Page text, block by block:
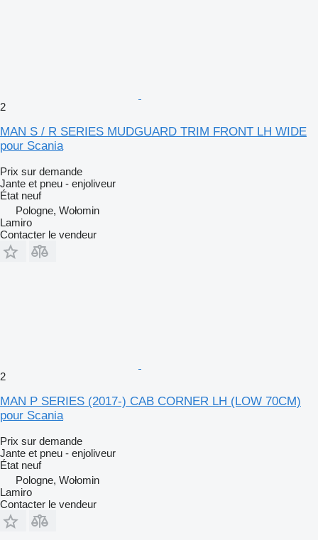
2
MAN S / R SERIES MUDGUARD TRIM FRONT LH WIDE
pour Scania
Prix sur demande
Jante et pneu - enjoliveur
État neuf
Pologne, Wołomin
Lamiro
Contacter le vendeur
2
MAN P SERIES (2017-) CAB CORNER LH (LOW 70CM)
pour Scania
Prix sur demande
Jante et pneu - enjoliveur
État neuf
Pologne, Wołomin
Lamiro
Contacter le vendeur